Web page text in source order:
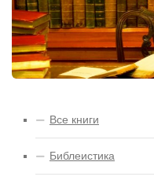
Все книги
Библеистика